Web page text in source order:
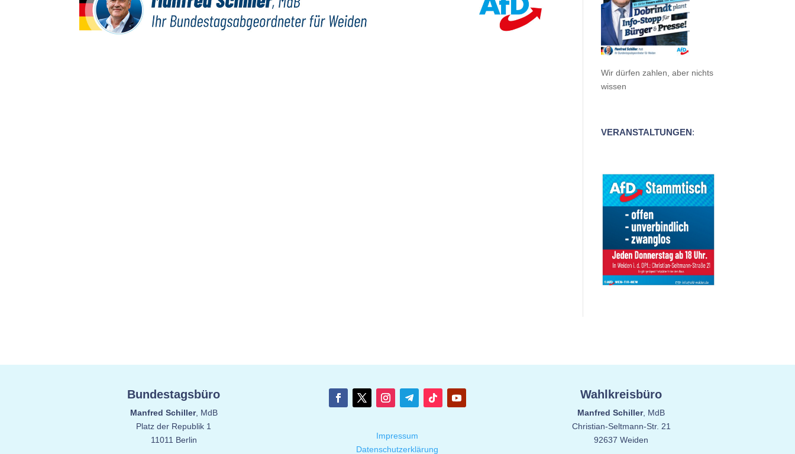
Wir dürfen zahlen, aber nichts
wissen
VERANSTALTUNGEN:
Bundestagsbüro
Manfred Schiller, MdB
Platz der Republik 1
11011 Berlin
Impressum
Datenschutzerklärung
Wahlkreisbüro
Manfred Schiller, MdB
Christian-Seltmann-Str. 21
92637 Weiden